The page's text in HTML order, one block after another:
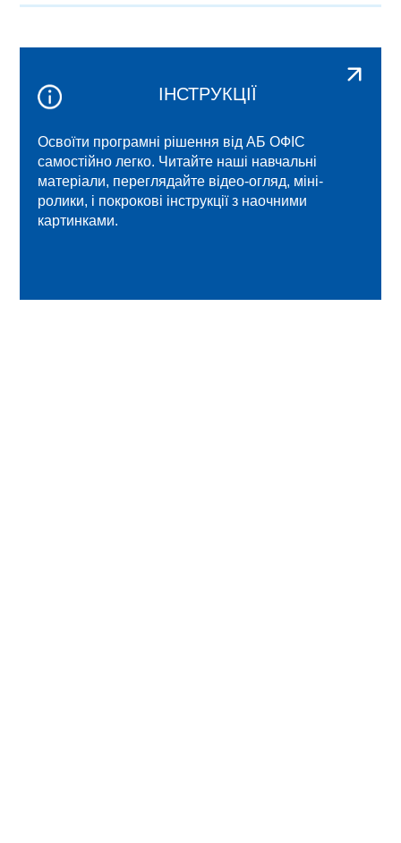
ІНСТРУКЦІЇ
Освоїти програмні рішення від АБ ОФІС
самостійно легко. Читайте наші навчальні
матеріали, переглядайте відео-огляд, міні-
ролики, і покрокові інструкції з наочними
картинками.